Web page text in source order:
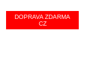
DOPRAVA ZDARMA
CZ